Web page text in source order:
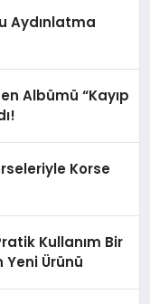
Aydınlatma
Albümü “Kayıp
Korse
Kullanım Bir
Yeni Ürünü